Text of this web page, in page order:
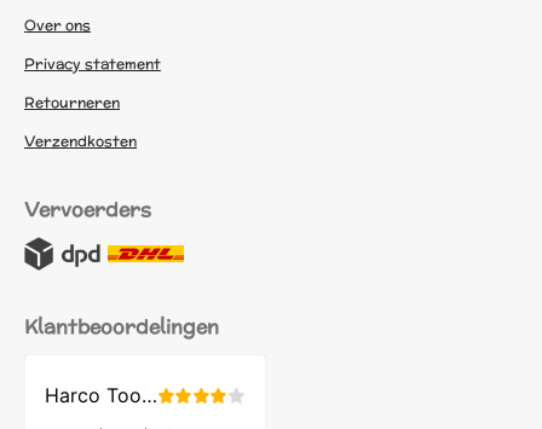
Over ons
Privacy statement
Retourneren
Verzendkosten
Vervoerders
Klantbeoordelingen